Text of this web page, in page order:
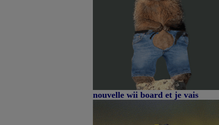
nouvelle wii board et je vais